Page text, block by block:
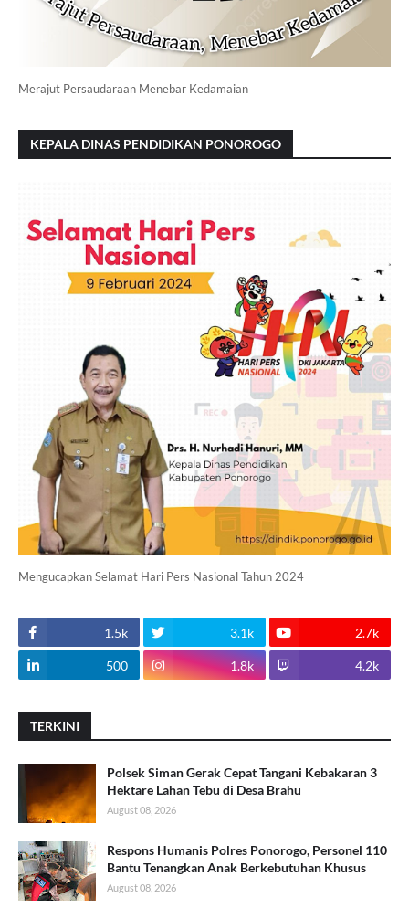
Merajut Persaudaraan Menebar Kedamaian
KEPALA DINAS PENDIDIKAN PONOROGO
Mengucapkan Selamat Hari Pers Nasional Tahun 2024
1.5k 3.1k 2.7k
500 1.8k 4.2k
TERKINI
Polsek Siman Gerak Cepat Tangani Kebakaran 3
Hektare Lahan Tebu di Desa Brahu
August 08, 2026
Respons Humanis Polres Ponorogo, Personel 110
Bantu Tenangkan Anak Berkebutuhan Khusus
August 08, 2026